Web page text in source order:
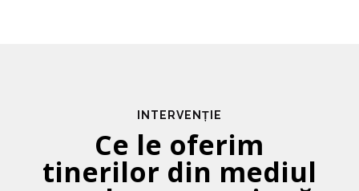
INTERVENȚIE
Ce le oferim
tinerilor din mediul